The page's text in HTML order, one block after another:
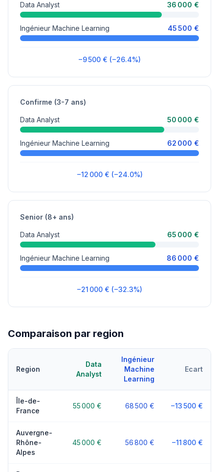
Data Analyst 36 000 €
Ingénieur Machine Learning 45 500 €
−9 500 € (−26.4%)
Confirme (3-7 ans)
Data Analyst 50 000 €
Ingénieur Machine Learning 62 000 €
−12 000 € (−24.0%)
Senior (8+ ans)
Data Analyst 65 000 €
Ingénieur Machine Learning 86 000 €
−21 000 € (−32.3%)
Comparaison par region
Region
Data
Analyst
Ingénieur
Machine
Learning
Ecart
Île-de-
France
55 000 € 68 500 € −13 500 €
Auvergne-
Rhône-
Alpes
45 000 € 56 800 € −11 800 €